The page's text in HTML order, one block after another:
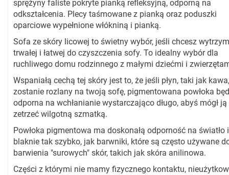
sprężyny faliste pokryte pianką refleksyjną, odporną na
odkształcenia. Plecy taśmowane z pianką oraz poduszki
oparciowe wypełnione włókniną i pianką.
Sofa ze skóry licowej to świetny wybór, jeśli chcesz
trwałej i łatwej do czyszczenia sofy. To idealny wybór dla
ruchliwego domu rodzinnego z małymi dziećmi i
Wspaniałą cechą tej skóry jest to, że jeśli płyn, taki jak kawa,
zostanie rozlany na twoją sofę, pigmentowana powłoka
odporna na wchłanianie wystarczająco długo, abyś mógł ją
zetrzeć wilgotną szmatką.
Powłoka pigmentowa ma doskonałą odporność na światło
blaknie tak szybko, jak barwniki, które są często używane
barwienia "surowych" skór, takich jak skóra anilinowa.
Części z którymi nie mamy fizycznego kontaktu,